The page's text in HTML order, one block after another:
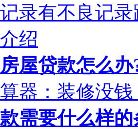
录有不良记
绍
屋贷款怎么
器：装修没
需要什么样